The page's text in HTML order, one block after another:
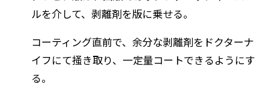
ルを介して、剥離剤を版に乗せる。
コーティング直前で、余分な剥離剤をドクターナ
イフにて掻き取り、一定量コートできるようにす
る。